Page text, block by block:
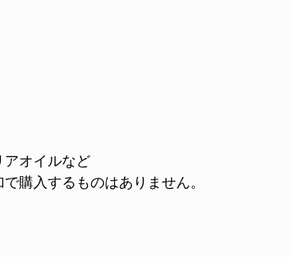
アオイルなど
購入するものはありません。